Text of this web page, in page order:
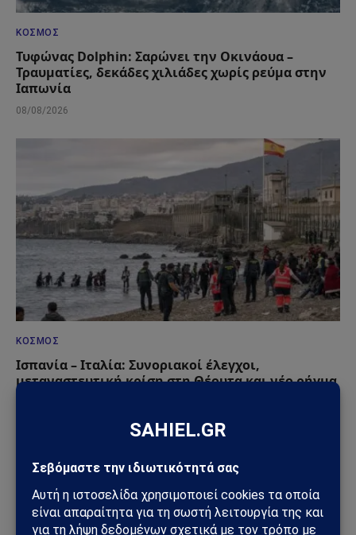
ΚΌΣΜΟΣ
Τυφώνας Dolphin: Σαρώνει την Οκινάουα –
Τραυματίες, δεκάδες χιλιάδες χωρίς ρεύμα στην
Ιαπωνία
08/08/2026
ΚΌΣΜΟΣ
Ισπανία – Ιταλία: Συνοριακοί έλεγχοι,
μεταναστευτική κρίση στη Θέουτα και νέο ρήγμα